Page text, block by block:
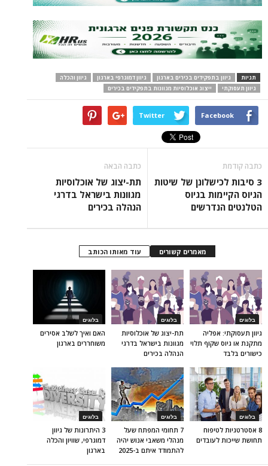
תגיות גיוון בתפקידים בכירים בארגון גיוון דמוגרפי בארגון
גיוון והכלה
גיוון תעסוקתי
ייצוג אוכלוסיות מגוונות בתפקידים בכירים
Facebook
Twitter
כתבה קודמת
3 סיבות לכישלונן של שיטות
הגיוס הקיימות בגיוס
הטלנטים הנדרשים
כתבה הבאה
תת-יצוג של אוכלוסיות
מגוונות בישראל בדרגי
הנהלה בכירים
מאמרים קשורים עוד מאותו הכותב
בלוגים
האם ואיך לשלב אסירים
משוחררים בארגון
בלוגים
תת-יצוג של אוכלוסיות
מגוונות בישראל בדרגי
הנהלה בכירים
בלוגים
גיוון תעסוקתי: אפליה
מתקנת או גיוס שקוף תלוי
כישורים בלבד
בלוגים
3 היתרונות של גיוון
דמוגרפי, שוויון והכלה
בארגון
בלוגים
7 תחומי המפתח שעל
מנהלי משאבי אנוש יהיה
להתמודד איתם ב-2025
בלוגים
8 אסטרטגיות לטיפוח
תחושת שייכות לעובדים